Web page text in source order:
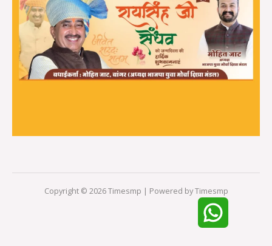
Copyright © 2026 Timesmp | Powered by Timesmp